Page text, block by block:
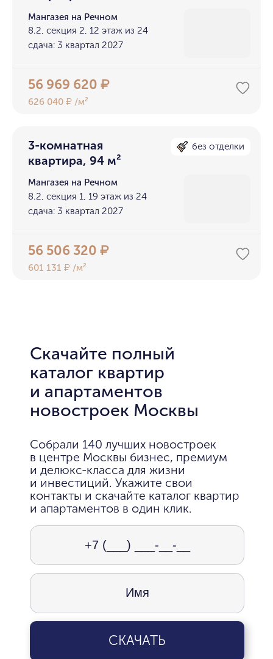
Мангазея на Речном
8.2, секция 2, 12 этаж из 24
сдача: 3 квартал 2027
56 969 620₽
626 040₽ /м²
3-комнатная
квартира, 94 м²
без отделки
Мангазея на Речном
8.2, секция 1, 19 этаж из 24
сдача: 3 квартал 2027
56 506 320₽
601 131₽ /м²
Скачайте полный
каталог квартир
и апартаментов
новостроек Москвы
Собрали 140 лучших новостроек
в центре Москвы бизнес, премиум
и делюкс-класса для жизни
и инвестиций. Укажите свои
контакты и скачайте каталог квартир
и апартаментов в один клик.
СКАЧАТЬ